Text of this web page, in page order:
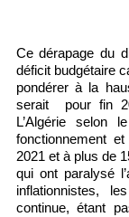
Ce dérapage du
déficit budgétaire
pondérer à la
serait pour fin
L’Algérie selon
fonctionnement
2021 et à plus de
qui ont paralysé
inflationnistes,
continue, étant